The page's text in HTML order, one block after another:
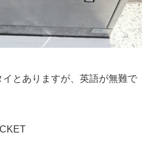
とありますが、英語が無難で